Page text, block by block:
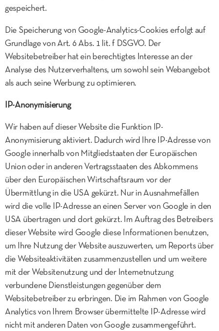
gespeichert.
Die Speicherung von Google-Analytics-Cookies erfolgt auf
Grundlage von Art. 6 Abs. 1 lit. f DSGVO. Der
Websitebetreiber hat ein berechtigtes Interesse an der
Analyse des Nutzerverhaltens, um sowohl sein Webangebot
als auch seine Werbung zu optimieren.
IP-Anonymisierung
Wir haben auf dieser Website die Funktion IP-
Anonymisierung aktiviert. Dadurch wird Ihre IP-Adresse von
Google innerhalb von Mitgliedstaaten der Europäischen
Union oder in anderen Vertragsstaaten des Abkommens
über den Europäischen Wirtschaftsraum vor der
Übermittlung in die USA gekürzt. Nur in Ausnahmefällen
wird die volle IP-Adresse an einen Server von Google in den
USA übertragen und dort gekürzt. Im Auftrag des Betreibers
dieser Website wird Google diese Informationen benutzen,
um Ihre Nutzung der Website auszuwerten, um Reports über
die Websiteaktivitäten zusammenzustellen und um weitere
mit der Websitenutzung und der Internetnutzung
verbundene Dienstleistungen gegenüber dem
Websitebetreiber zu erbringen. Die im Rahmen von Google
Analytics von Ihrem Browser übermittelte IP-Adresse wird
nicht mit anderen Daten von Google zusammengeführt.